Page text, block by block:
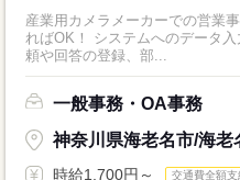
産業用カメラメーカーでの営業
ればOK！ システムへのデータ
頼や回答の登録、部...
一般事務・OA事務
神奈川県海老名市/海老
時給1,700円～ 交通費全額支